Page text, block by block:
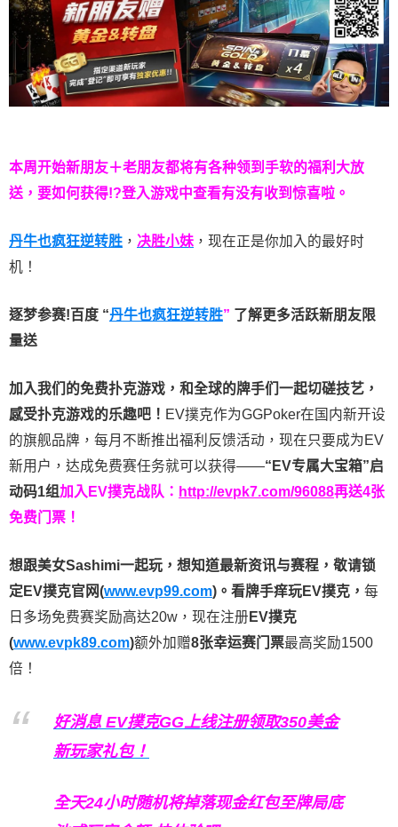
本周开始新朋友＋老朋友都将有各种领到手软的福利大放
送，要如何获得!?登入游戏中查看有没有收到惊喜啦。
丹牛也疯狂逆转胜 ， 决胜小妹 ，现在正是你加入的最好时
机！
逐梦参赛!百度 “丹牛也疯狂逆转胜” 了解更多活跃新朋友限
量送
加入我们的免费扑克游戏，和全球的牌手们一起切磋技艺，
感受扑克游戏的乐趣吧！ EV撲克作为GGPoker在国内新开设
的旗舰品牌，每月不断推出福利反馈活动，现在只要成为EV
新用户，达成免费赛任务就可以获得——“EV专属大宝箱”启
动码1组加入EV撲克战队： http://evpk7.com/96088再送4张
免费门票！
想跟美女Sashimi一起玩， 想知道最新资讯与赛程， 敬请锁
定EV撲克官网(www.evp99.com)。 看牌手痒玩EV撲克， 每
日多场免费赛奖励高达20w，现在注册 EV撲克
(www.evpk89.com)额外加赠8张幸运赛门票最高奖励1500
倍！
好消息 EV撲克GG上线注册领取350美金
新玩家礼包！
全天24小时随机将掉落现金红包至牌局底